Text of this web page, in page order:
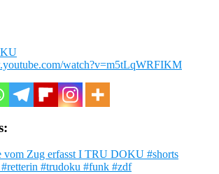
watch?v=m5tLqWRFIKM
vom Zug erfasst I TRU DOKU #shorts
#trudoku #funk #zdf